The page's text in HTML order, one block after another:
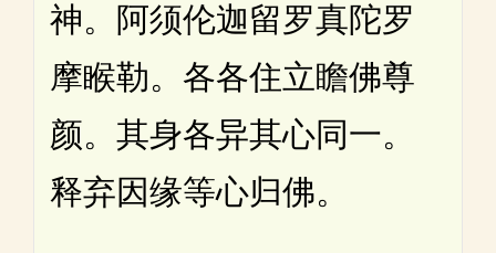
神。阿须伦迦留罗真陀罗
摩睺勒。各各住立瞻佛尊
颜。其身各异其心同一。
释弃因缘等心归佛。